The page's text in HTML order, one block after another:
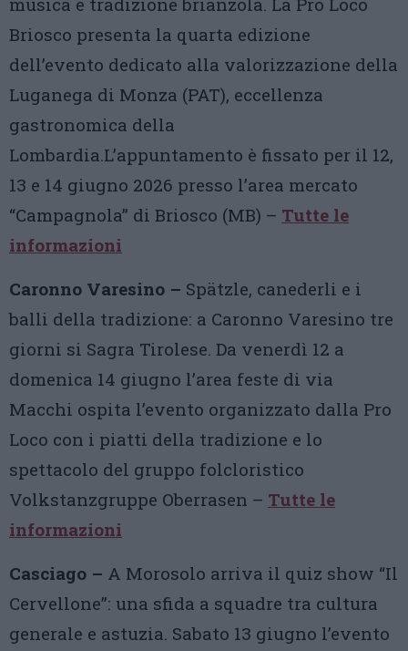
Briosco presenta la quarta edizione
dell’evento dedicato alla valorizzazione della
Luganega di Monza (PAT), eccellenza
gastronomica della
Lombardia.L’appuntamento è fissato per il 12,
13 e 14 giugno 2026 presso l’area mercato
“Campagnola” di Briosco (MB) – Tutte le
informazioni
Caronno Varesino – Spätzle, canederli e i
balli della tradizione: a Caronno Varesino tre
giorni si Sagra Tirolese. Da venerdì 12 a
domenica 14 giugno l’area feste di via
Macchi ospita l’evento organizzato dalla Pro
Loco con i piatti della tradizione e lo
spettacolo del gruppo folcloristico
Volkstanzgruppe Oberrasen – Tutte le
informazioni
Casciago – A Morosolo arriva il quiz show “Il
Cervellone”: una sfida a squadre tra cultura
generale e astuzia. Sabato 13 giugno l’evento